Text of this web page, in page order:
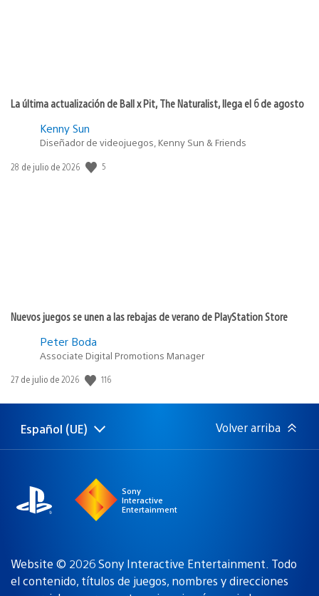
La última actualización de Ball x Pit, The Naturalist, llega el 6 de agosto
Kenny Sun
Diseñador de videojuegos, Kenny Sun & Friends
Fecha
28 de julio de 2026 5
Nuevos juegos se unen a las rebajas de verano de PlayStation Store
Peter Boda
Associate Digital Promotions Manager
Fecha
publicación:
27 de julio de 2026 116
Selecciona
una
Región
actual:
Español (UE) Volver arriba
Sony
Interactive
Entertainment
Website © 2026 Sony Interactive Entertainment. Todo
el contenido, títulos de juegos, nombres y direcciones